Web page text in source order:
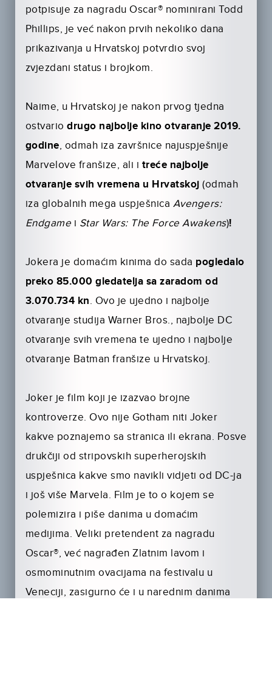
potpisuje za nagradu Oscar® nominirani Todd
Phillips, je već nakon prvih nekoliko dana
prikazivanja u Hrvatskoj potvrdio svoj
zvjezdani status i brojkom.
Naime, u Hrvatskoj je nakon prvog tjedna
ostvariodrugo najbolje kino otvaranje 2019.
godine, odmah iza završnice najuspješnije
Marvelove franšize, ali i treće najbolje
otvaranje svih vremena u Hrvatskoj(odmah
iza globalnih mega uspješnica Avengers:
Endgame i Star Wars: The Force Awakens)!
Jokera je domaćim kinima do sada pogledalo
preko 85.000 gledatelja sa zaradom od
3.070.734 kn. Ovo je ujedno i najbolje
otvaranje studija Warner Bros., najbolje DC
otvaranje svih vremena te ujedno i najbolje
otvaranje Batman franšize u Hrvatskoj.
Joker je film koji je izazvao brojne
kontroverze. Ovo nije Gotham niti Joker
kakve poznajemo sa stranica ili ekrana. Posve
drukčiji od stripovskih superherojskih
uspješnica kakve smo navikli vidjeti od DC-ja
i još više Marvela. Film je to o kojem se
polemizira i piše danima u domaćim
medijima. Veliki pretendent za nagradu
Oscar®, već nagrađen Zlatnim lavom i
osmominutnim ovacijama na festivalu u
Veneciji, zasigurno će i u narednim danima